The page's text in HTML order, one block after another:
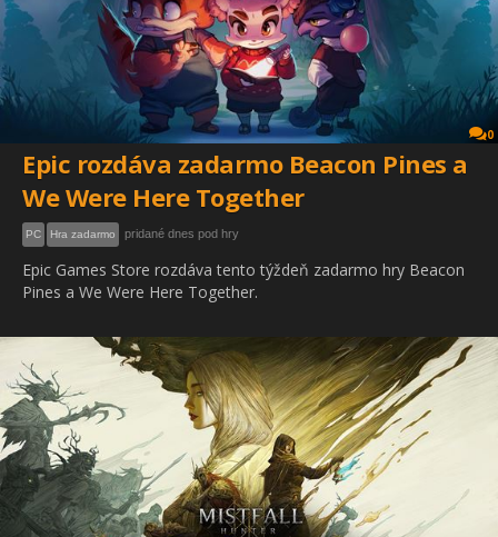
0
Epic rozdáva zadarmo Beacon Pines a
We Were Here Together
PC Hra zadarmo pridané dnes pod hry
Epic Games Store rozdáva tento týždeň zadarmo hry Beacon
Pines a We Were Here Together.